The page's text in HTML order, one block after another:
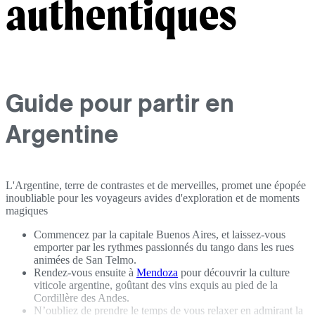
authentiques
Guide pour partir en
Argentine
L'Argentine, terre de contrastes et de merveilles, promet une épopée
inoubliable pour les voyageurs avides d'exploration et de moments
magiques
Commencez par la capitale Buenos Aires, et laissez-vous
emporter par les rythmes passionnés du tango dans les rues
animées de San Telmo.
Rendez-vous ensuite à Mendoza pour découvrir la culture
viticole argentine, goûtant des vins exquis au pied de la
Cordillère des Andes.
N’oubliez de prendre le temps de vous relaxer en admirant la